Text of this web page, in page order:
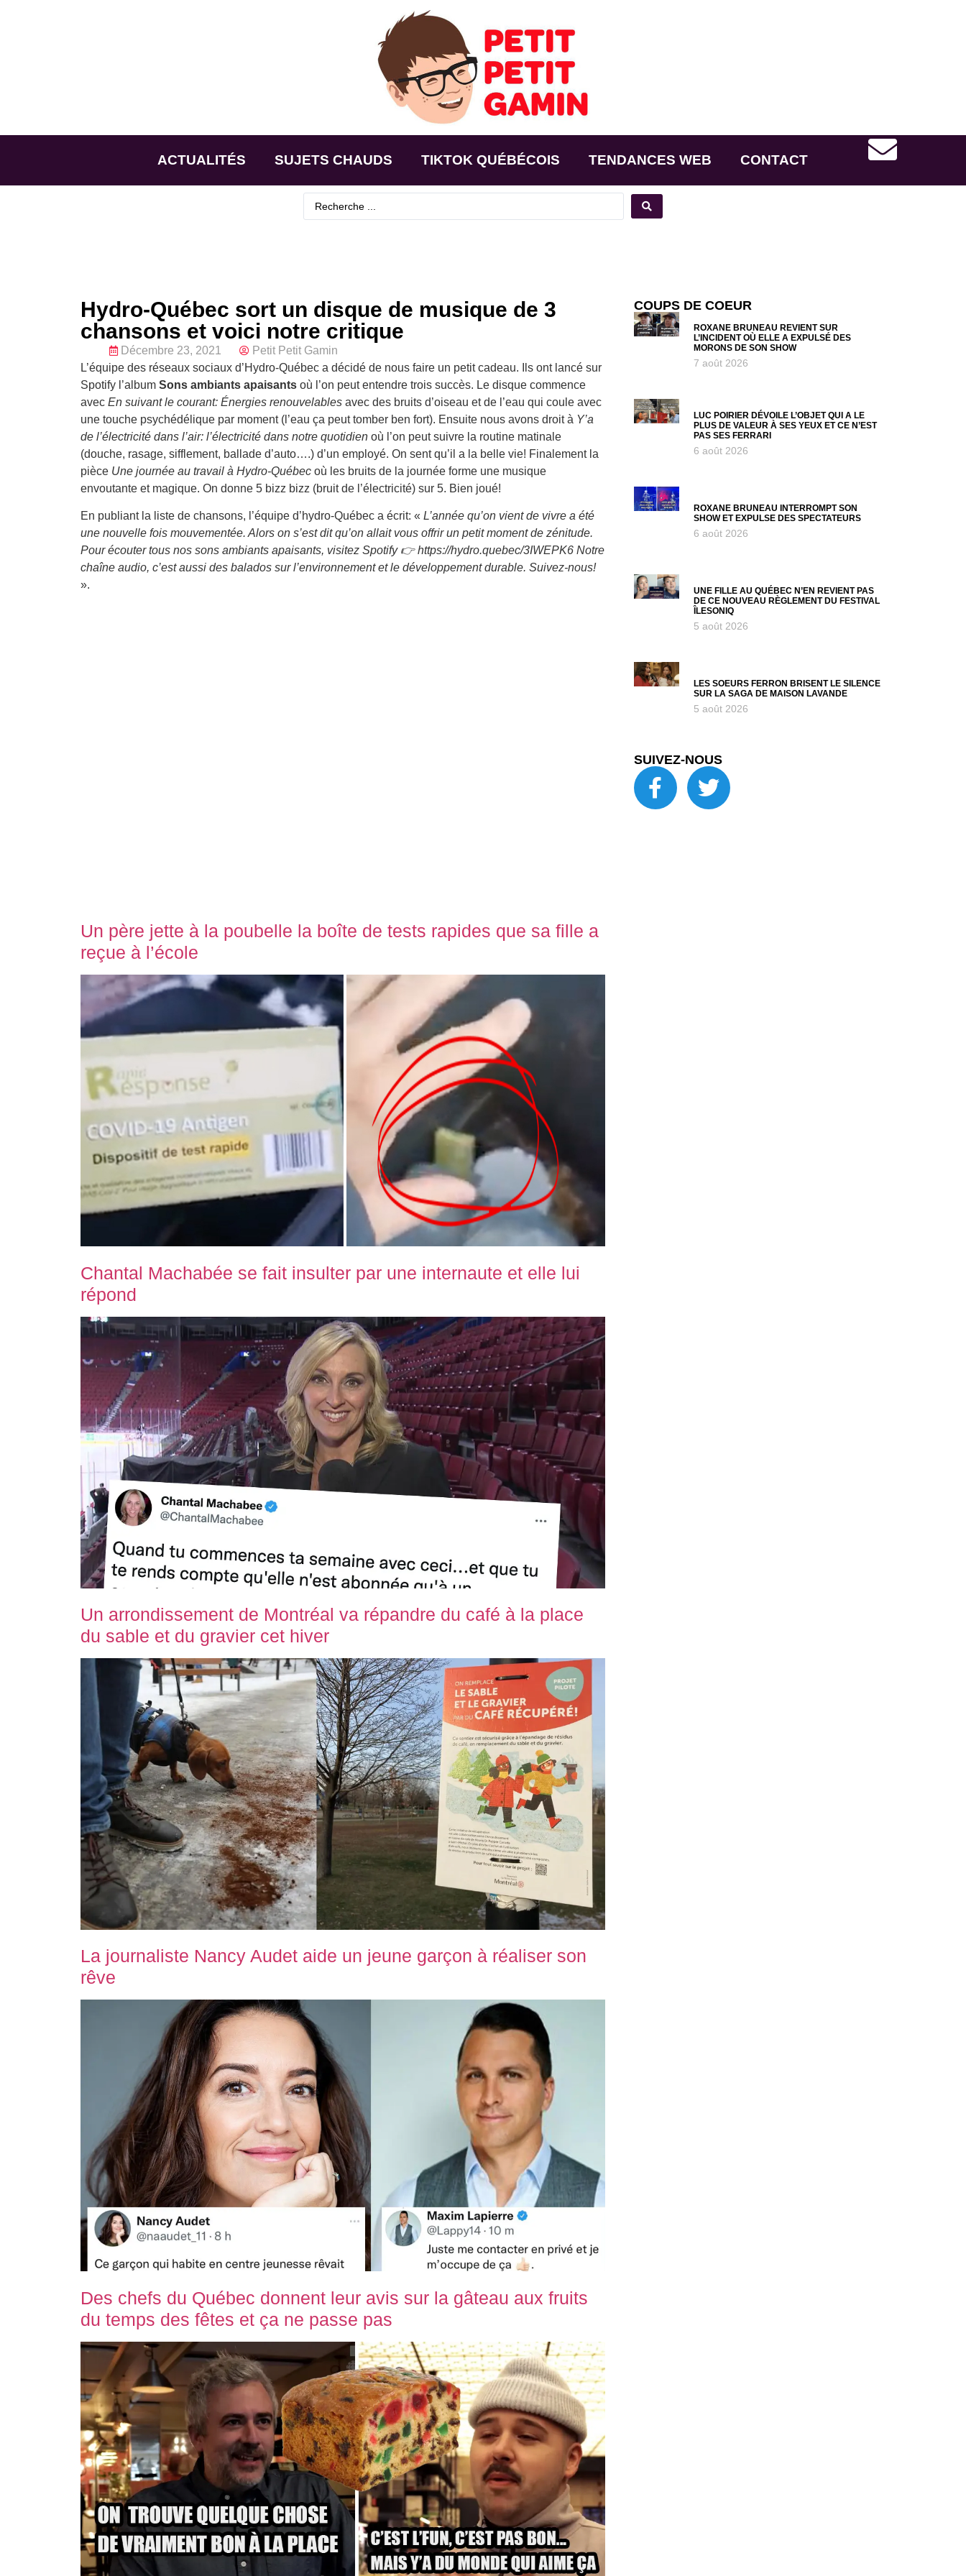
ACTUALITÉS SUJETS CHAUDS TIKTOK QUÉBÉCOIS TENDANCES WEB CONTACT
Hydro-Québec sort un disque de musique de 3
chansons et voici notre critique
Décembre 23, 2021
Petit Petit Gamin
L’équipe des réseaux sociaux d’Hydro-Québec a décidé de nous faire un petit cadeau. Ils ont lancé sur
Spotify l’album Sons ambiants apaisants où l’on peut entendre trois succès. Le disque commence
avec En suivant le courant: Énergies renouvelables avec des bruits d’oiseau et de l’eau qui coule avec
une touche psychédélique par moment (l’eau ça peut tomber ben fort). Ensuite nous avons droit à Y’a
de l’électricité dans l’air: l’électricité dans notre quotidien où l’on peut suivre la routine matinale
(douche, rasage, sifflement, ballade d’auto….) d’un employé. On sent qu’il a la belle vie! Finalement la
pièce Une journée au travail à Hydro-Québec où les bruits de la journée forme une musique
envoutante et magique. On donne 5 bizz bizz (bruit de l’électricité) sur 5. Bien joué!
En publiant la liste de chansons, l’équipe d’hydro-Québec a écrit: « L’année qu’on vient de vivre a été
une nouvelle fois mouvementée. Alors on s’est dit qu’on allait vous offrir un petit moment de zénitude.
Pour écouter tous nos sons ambiants apaisants, visitez Spotify 👉 https://hydro.quebec/3IWEPK6 Notre
chaîne audio, c’est aussi des balados sur l’environnement et le développement durable. Suivez-nous!
».
Un père jette à la poubelle la boîte de tests rapides que sa fille a
reçue à l’école
Chantal Machabée se fait insulter par une internaute et elle lui
répond
Un arrondissement de Montréal va répandre du café à la place
du sable et du gravier cet hiver
La journaliste Nancy Audet aide un jeune garçon à réaliser son
rêve
Des chefs du Québec donnent leur avis sur la gâteau aux fruits
du temps des fêtes et ça ne passe pas
COUPS DE COEUR
ROXANE BRUNEAU REVIENT SUR
L’INCIDENT OÙ ELLE A EXPULSÉ DES
MORONS DE SON SHOW
7 août 2026
LUC POIRIER DÉVOILE L’OBJET QUI A LE
PLUS DE VALEUR À SES YEUX ET CE N’EST
PAS SES FERRARI
6 août 2026
ROXANE BRUNEAU INTERROMPT SON
SHOW ET EXPULSE DES SPECTATEURS
6 août 2026
UNE FILLE AU QUÉBEC N’EN REVIENT PAS
DE CE NOUVEAU RÈGLEMENT DU FESTIVAL
ÎLESONIQ
5 août 2026
LES SOEURS FERRON BRISENT LE SILENCE
SUR LA SAGA DE MAISON LAVANDE
5 août 2026
SUIVEZ-NOUS